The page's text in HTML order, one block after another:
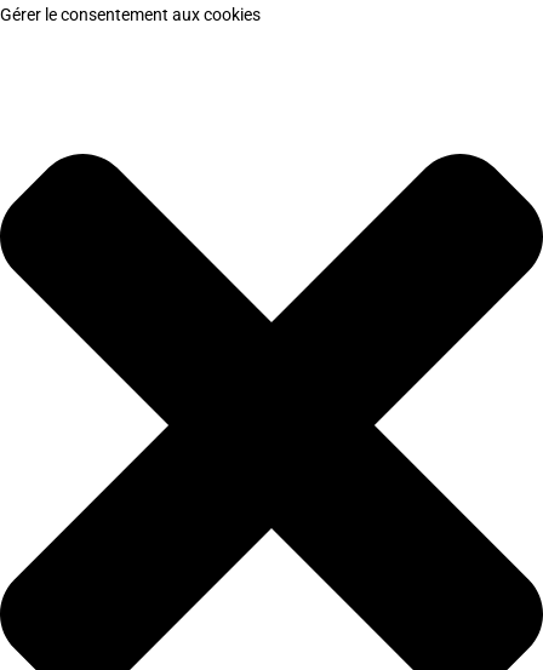
Gérer le consentement aux cookies